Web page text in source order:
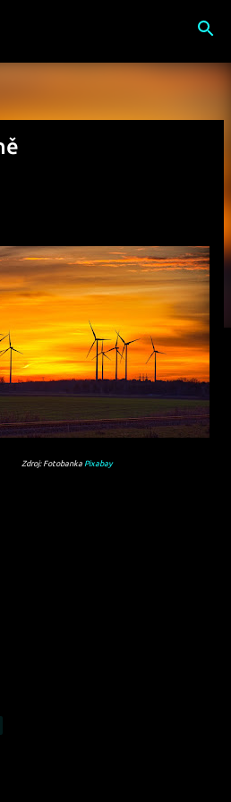
na hlavní obsah
Zdroj: Fotobanka Pixabay